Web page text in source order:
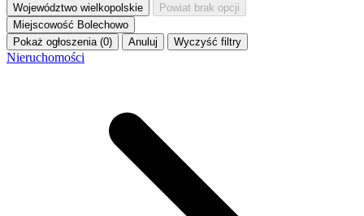
Województwo wielkopolskie Powiat brak opcji
Miejscowość Bolechowo
Pokaż ogłoszenia (0)
Anuluj Wyczyść filtry
Nieruchomości